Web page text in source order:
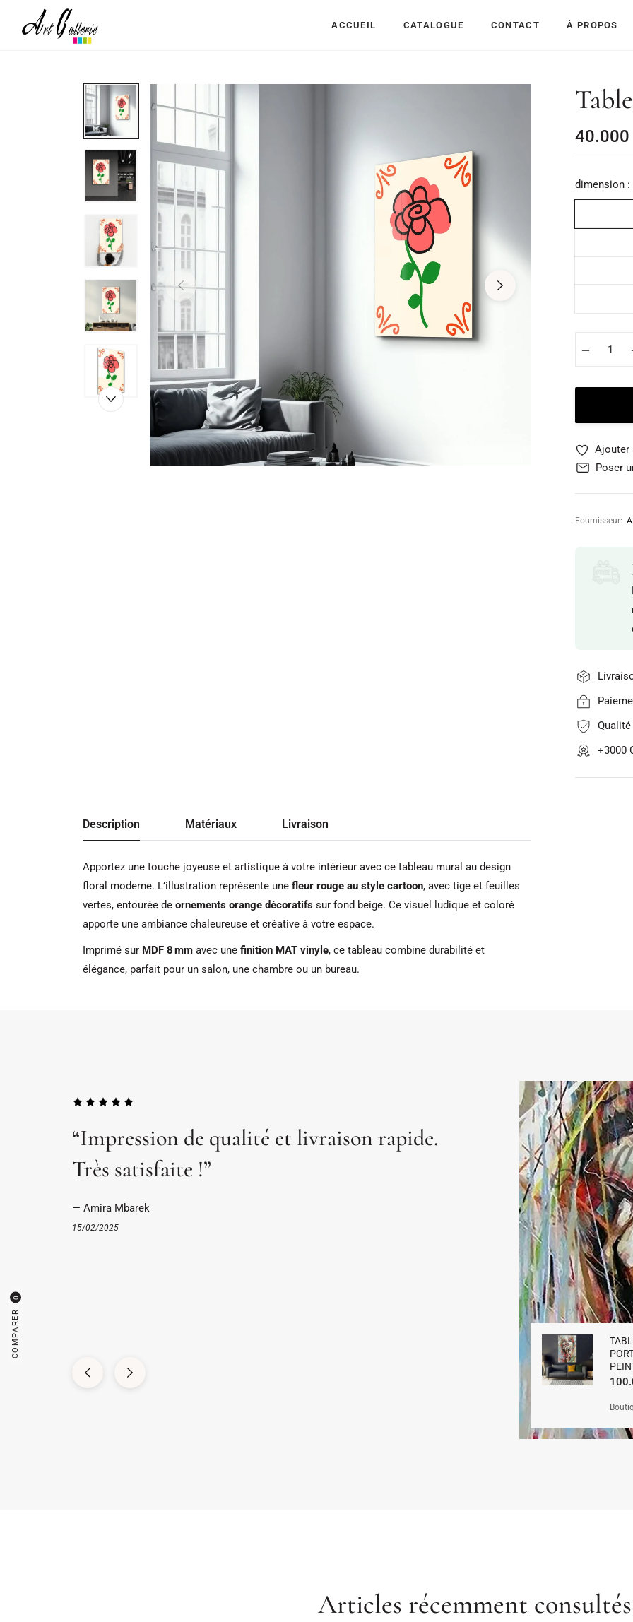
ACCUEIL CATALOGUE CONTACT À PROPOS
COMPARER
0
40.000
dimension :
Ajouter
Poser
Fournisseur:
+3000
Description Matériaux Livraison
Apportez une touche joyeuse et artistique à votre intérieur avec ce tableau mural au design
floral moderne. L’illustration représente une fleur rouge au style cartoon, avec tige et feuilles
vertes, entourée de ornements orange décoratifs sur fond beige. Ce visuel ludique et coloré
apporte une ambiance chaleureuse et créative à votre espace.
Imprimé sur MDF 8 mm avec une finition MAT vinyle, ce tableau combine durabilité et
élégance, parfait pour un salon, une chambre ou un bureau.
“Impression de qualité et livraison rapide.
Très satisfaite !”
— Amira Mbarek
15/02/2025
Prix
Articles récemment consultés